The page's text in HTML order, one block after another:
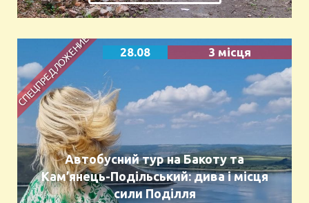
28.08 3 місця
Автобусний тур на Бакоту та
Кам’янець-Подільський: дива і місця
сили Поділля